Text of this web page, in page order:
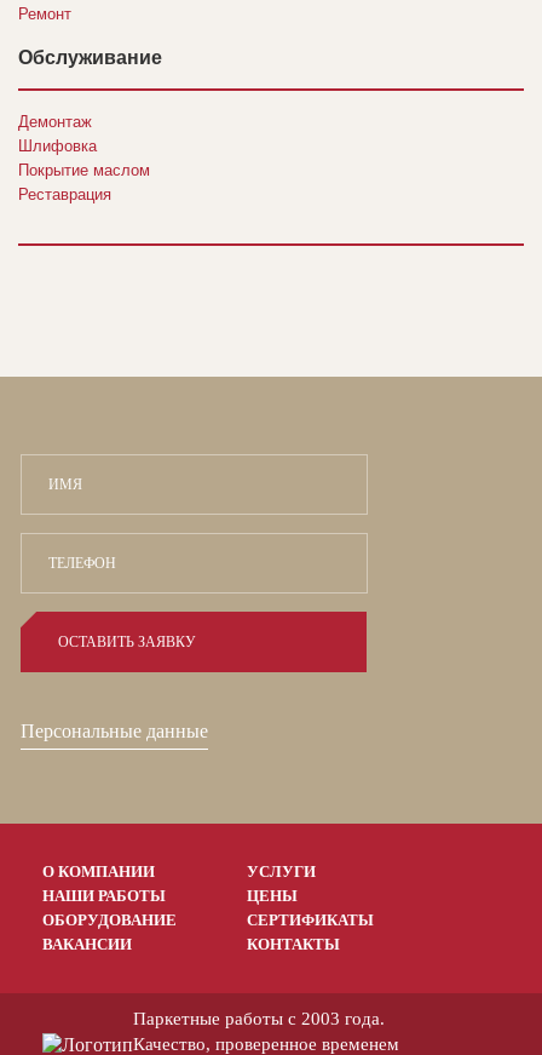
Ремонт
Обслуживание
Демонтаж
Шлифовка
Покрытие маслом
Реставрация
Персональные данные
О КОМПАНИИ
УСЛУГИ
НАШИ РАБОТЫ
ЦЕНЫ
ОБОРУДОВАНИЕ
СЕРТИФИКАТЫ
ВАКАНСИИ
КОНТАКТЫ
Паркетные работы с 2003 года.
Качество, проверенное временем